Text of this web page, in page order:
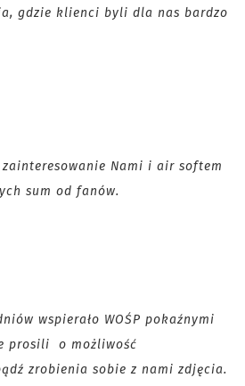
gdzie klienci byli dla nas bardzo
zainteresowanie Nami i air softem
sum od fanów.
wspierało WOŚP pokaźnymi
prosili o możliwość
zrobienia sobie z nami zdjęcia.